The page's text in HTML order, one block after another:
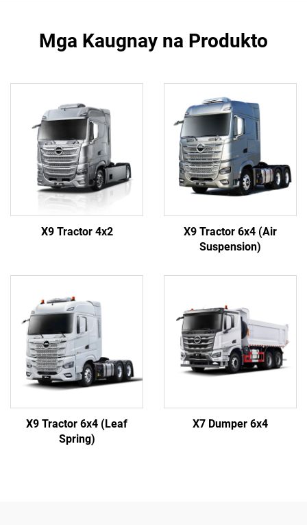
Mga Kaugnay na Produkto
X9 Tractor 4x2
X9 Tractor 6x4 (Air
Suspension)
X9 Tractor 6x4 (Leaf
Spring)
X7 Dumper 6x4